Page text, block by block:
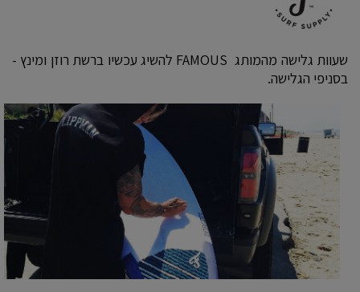
שעוות גלישה מהמותג FAMOUS להשיג עכשיו ברשת רוזן ומינץ -
בסניפי הגלישה.